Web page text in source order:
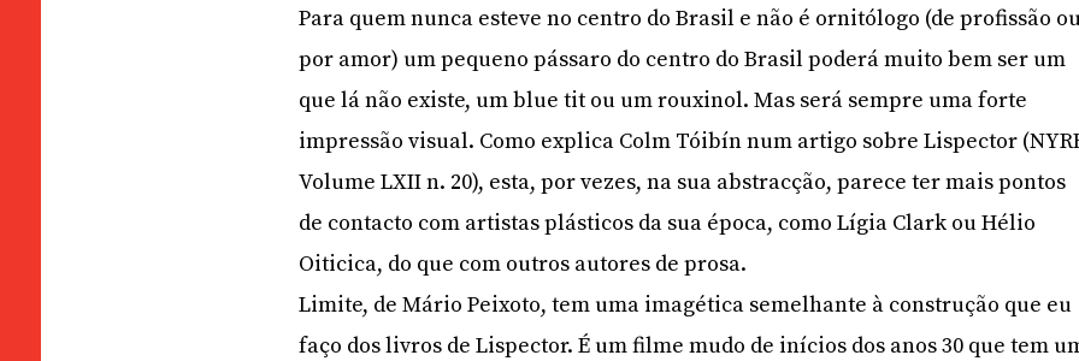
Para quem nunca esteve no centro do Brasil e não é ornitólogo (de profissão
por amor) um pequeno pássaro do centro do Brasil poderá muito bem ser um
que lá não existe, um blue tit ou um rouxinol. Mas será sempre uma forte
impressão visual. Como explica Colm Tóibín num artigo sobre Lispector
Volume LXII n. 20), esta, por vezes, na sua abstracção, parece ter mais pontos
de contacto com artistas plásticos da sua época, como Lígia Clark ou Hélio
Oiticica, do que com outros autores de prosa.
Limite, de Mário Peixoto, tem uma imagética semelhante à construção que eu
faço dos livros de Lispector. É um filme mudo de inícios dos anos 30 que tem